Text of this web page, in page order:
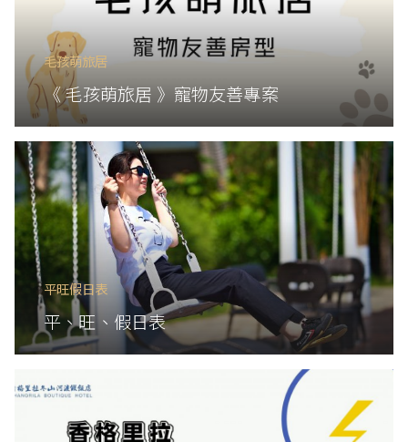
毛孩萌旅居
《 毛孩萌旅居 》寵物友善專案
平旺假日表
平、旺、假日表